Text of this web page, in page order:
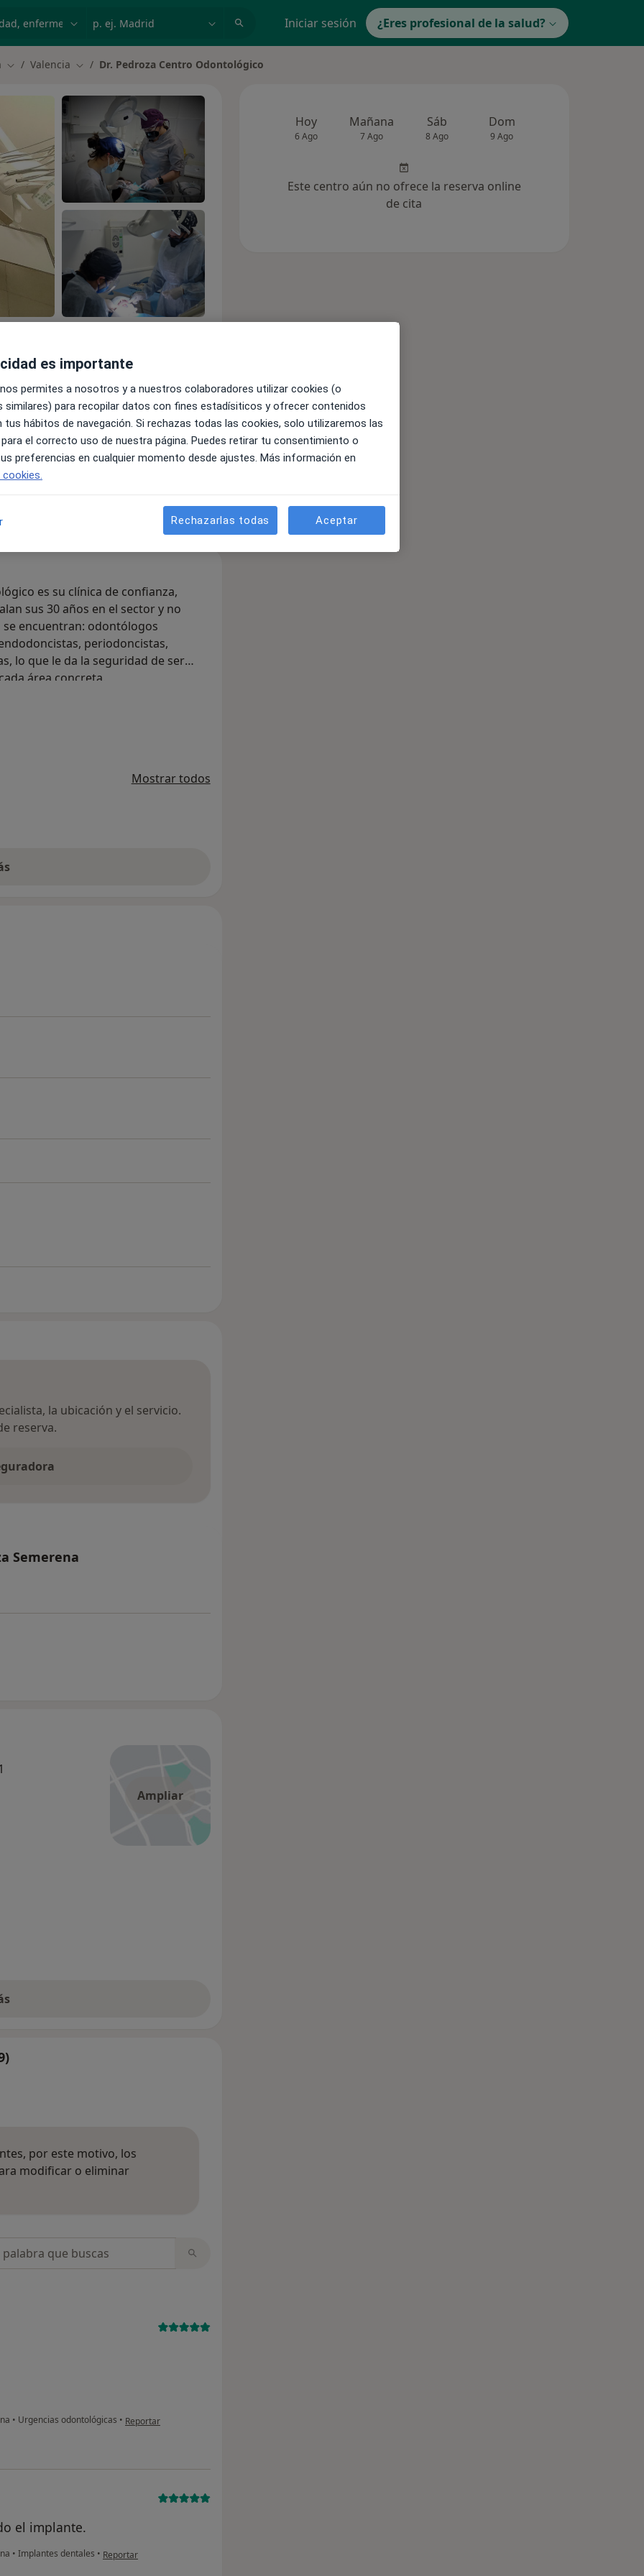
Iniciar sesión ¿Eres profesional de la salud?
Cambiar de ciudad
Valencia Cambiar de ciudad
Dr. Pedroza Centro Odontológico
& aseguradoras Consultas Opiniones
es su clínica de confianza,
sus 30 años en el sector y no
encuentran: odontólogos
periodoncistas,
lo que le da la seguridad de ser
área concreta.
Mostrar todos
la ubicación y el servicio.
reserva.
Semerena
Ampliar
por este motivo, los
modificar o eliminar
• Urgencias odontológicas • en opinión del usuario J.M.
Reportar
el implante.
• Implantes dentales • en opinión del usuario Ana M
Reportar
Hoy
6 Ago
Mañana
7 Ago
Sáb
8 Ago
Dom
9 Ago
Este centro aún no ofrece la reserva online
de cita
es importante
permites a nosotros y a nuestros colaboradores utilizar cookies (o
similares) para recopilar datos con fines estadísiticos y ofrecer contenidos
tus hábitos de navegación. Si rechazas todas las cookies, solo utilizaremos las
el correcto uso de nuestra página. Puedes retirar tu consentimiento o
preferencias en cualquier momento desde ajustes. Más información en
Rechazarlas todas Aceptar